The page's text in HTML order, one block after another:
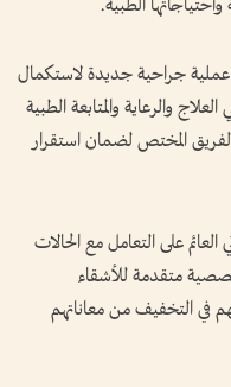
عملية جراحية جديدة لاستكمال
والرعاية والمتابعة الطبية
المختص لضمان استقرار
على التعامل مع الحالات
متقدمة للأشقاء
في التخفيف من معاناتهم